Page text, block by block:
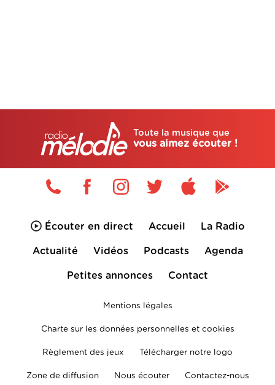
Toute la musique que
vous aimez écouter !
Écouter en direct Accueil La Radio
Actualité Vidéos Podcasts Agenda
Petites annonces Contact
Mentions légales
Charte sur les données personnelles et cookies
Règlement des jeux Télécharger notre logo
Zone de diffusion Nous écouter Contactez-nous